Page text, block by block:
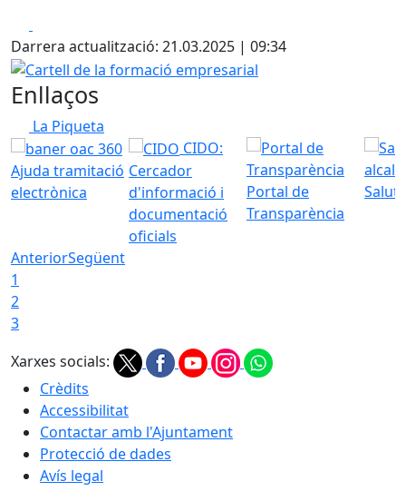
Darrera actualització: 21.03.2025 | 09:34
Cartell de la formació empresarial
Enllaços
La Piqueta
Ajuda tramitació
electrònica
CIDO:
Cercador
d'informació i
documentació
oficials
Portal de
Transparència
AnteriorSegüent
1
2
3
Xarxes socials:
Crèdits
Accessibilitat
Contactar amb l'Ajuntament
Protecció de dades
Avís legal